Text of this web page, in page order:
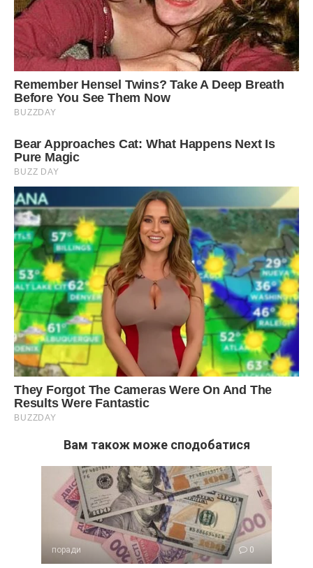
Вам також може сподобатися
поради 0